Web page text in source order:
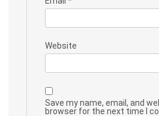
Website
Save my name, email, and
browser for the next time I